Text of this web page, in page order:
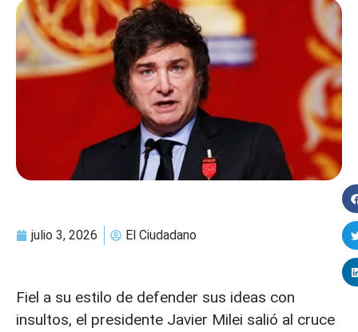
julio 3, 2026 El Ciudadano
Fiel a su estilo de defender sus ideas con
insultos, el presidente Javier Milei salió al cruce